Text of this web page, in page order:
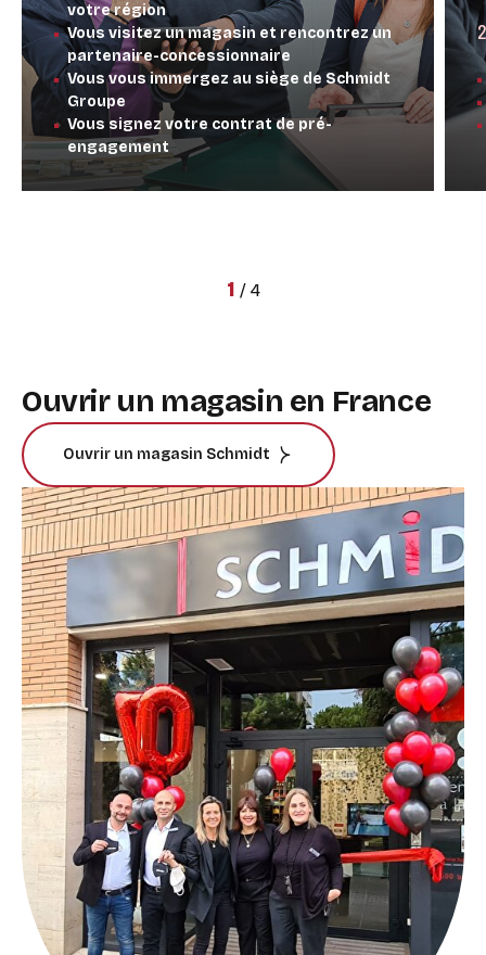
1 / 4
votre région
Vous visitez un magasin et rencontrez un
partenaire-concessionnaire
Vous vous immergez au siège de Schmidt
Groupe
Vous signez votre contrat de pré-
engagement
Ouvrir un magasin en France
Ouvrir un magasin Schmidt